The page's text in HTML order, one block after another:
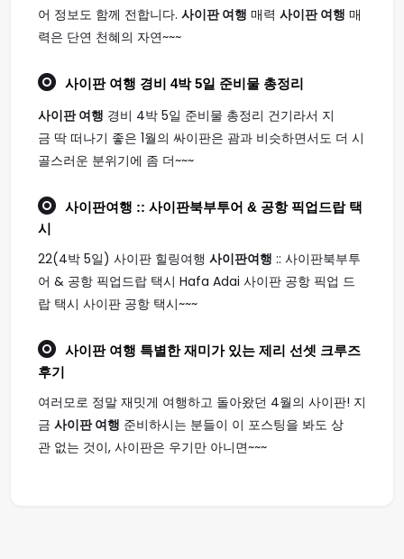
어 정보도 함께 전합니다. 사이판 여행 매력 사이판 여행 매
력은 단연 천혜의 자연~~~
사이판 여행 경비 4박 5일 준비물 총정리
사이판 여행 경비 4박 5일 준비물 총정리 건기라서 지
금 딱 떠나기 좋은 1월의 싸이판은 괌과 비슷하면서도 더 시
골스러운 분위기에 좀 더~~~
사이판여행 :: 사이판북부투어 & 공항 픽업드랍 택
시
22(4박 5일) 사이판 힐링여행 사이판여행 :: 사이판북부투
어 & 공항 픽업드랍 택시 Hafa Adai 사이판 공항 픽업 드
랍 택시 사이판 공항 택시~~~
사이판 여행 특별한 재미가 있는 제리 선셋 크루즈
후기
여러모로 정말 재밋게 여행하고 돌아왔던 4월의 사이판! 지
금 사이판 여행 준비하시는 분들이 이 포스팅을 봐도 상
관 없는 것이, 사이판은 우기만 아니면~~~